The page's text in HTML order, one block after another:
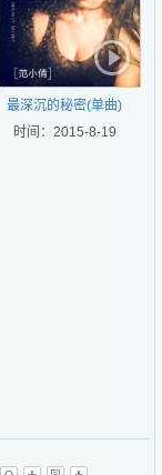
最深沉的秘密(单曲)
时间：2015-8-19